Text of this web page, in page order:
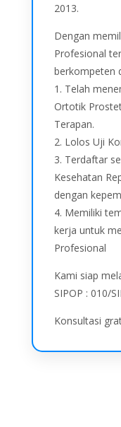
2013.
Dengan
Profesional
berkompeten
1. Telah
Ortotik
Terapan.
2. Lolos Uji
3. Terdaftar
Kesehatan
dengan
4. Memiliki
kerja untuk
Profesional
Kami siap
SIPOP : 010/
Konsultasi